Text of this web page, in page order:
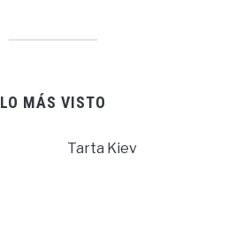
LO MÁS VISTO
Tarta Kiev